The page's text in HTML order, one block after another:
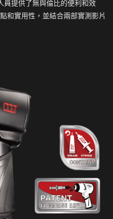
員提供了無與倫比的便利和效
和實用性，並結合兩部實測影片